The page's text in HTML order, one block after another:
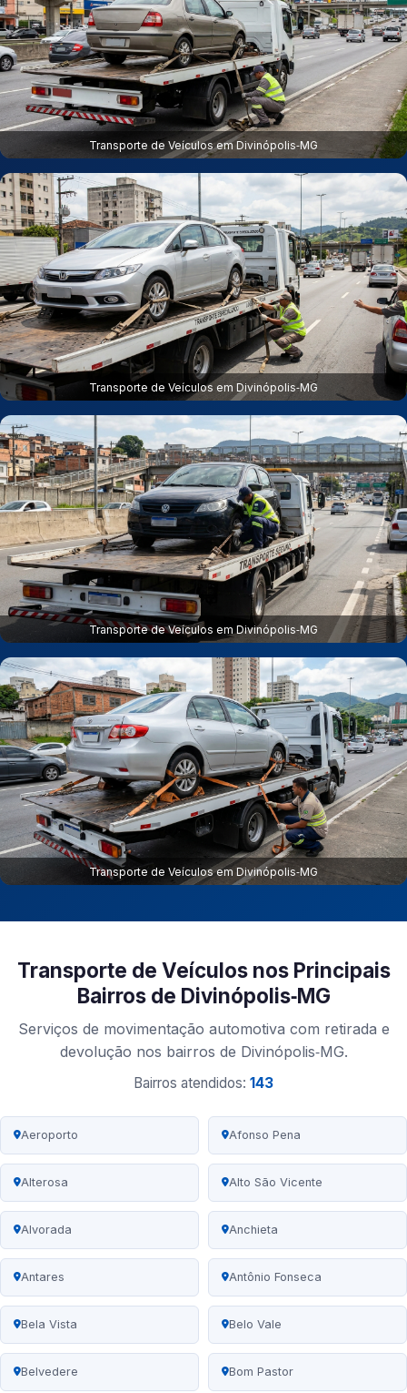
Transporte de Veículos em Divinópolis‑MG
Transporte de Veículos em Divinópolis‑MG
Transporte de Veículos em Divinópolis‑MG
Transporte de Veículos em Divinópolis‑MG
Transporte de Veículos nos Principais
Bairros de Divinópolis‑MG
Serviços de movimentação automotiva com retirada e
devolução nos bairros de Divinópolis‑MG.
Bairros atendidos: 143
Aeroporto Afonso Pena
Alterosa Alto São Vicente
Alvorada Anchieta
Antares Antônio Fonseca
Bela Vista Belo Vale
Belvedere Bom Pastor